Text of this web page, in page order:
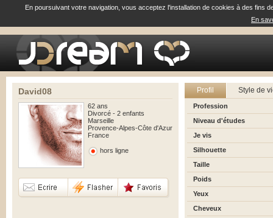
En poursuivant votre navigation, vous acceptez l'installation de cookies à des
En
David08
62 ans
Divorcé - 2 enfants
Marseille
Provence-Alpes-Côte d'Azur
France
hors ligne
Profil Style de
Profession
Niveau d'études
Je vis
Silhouette
Taille
Poids
Yeux
Cheveux